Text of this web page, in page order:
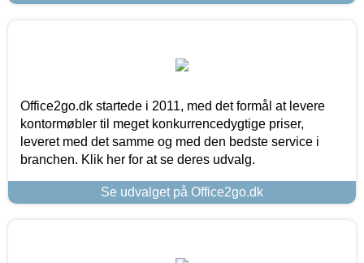
Office2go.dk startede i 2011, med det formål at levere
kontormøbler til meget konkurrencedygtige priser,
leveret med det samme og med den bedste service i
branchen. Klik her for at se deres udvalg.
Se udvalget på Office2go.dk